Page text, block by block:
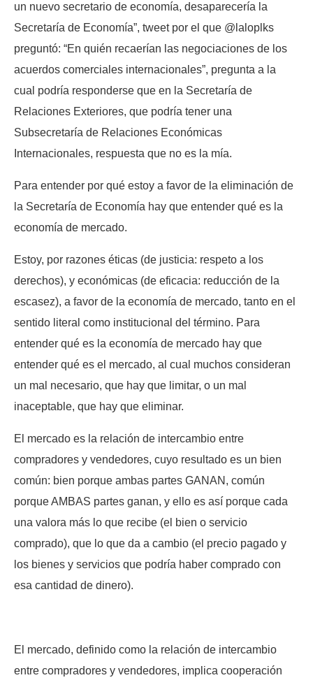
un nuevo secretario de economía, desaparecería la
Secretaría de Economía”, tweet por el que @laloplks
preguntó: “En quién recaerían las negociaciones de los
acuerdos comerciales internacionales”, pregunta a la
cual podría responderse que en la Secretaría de
Relaciones Exteriores, que podría tener una
Subsecretaría de Relaciones Económicas
Internacionales, respuesta que no es la mía.
Para entender por qué estoy a favor de la eliminación de
la Secretaría de Economía hay que entender qué es la
economía de mercado.
Estoy, por razones éticas (de justicia: respeto a los
derechos), y económicas (de eficacia: reducción de la
escasez), a favor de la economía de mercado, tanto en el
sentido literal como institucional del término. Para
entender qué es la economía de mercado hay que
entender qué es el mercado, al cual muchos consideran
un mal necesario, que hay que limitar, o un mal
inaceptable, que hay que eliminar.
El mercado es la relación de intercambio entre
compradores y vendedores, cuyo resultado es un bien
común: bien porque ambas partes GANAN, común
porque AMBAS partes ganan, y ello es así porque cada
una valora más lo que recibe (el bien o servicio
comprado), que lo que da a cambio (el precio pagado y
los bienes y servicios que podría haber comprado con
esa cantidad de dinero).
El mercado, definido como la relación de intercambio
entre compradores y vendedores, implica cooperación